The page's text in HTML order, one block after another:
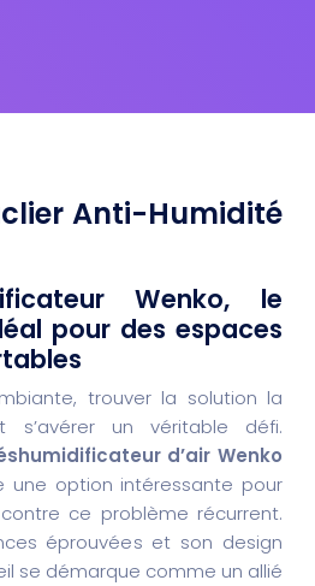
Anti-Humidité
Wenko, le
pour des espaces
trouver la solution la
s’avérer un véritable défi.
d’air Wenko
une option intéressante pour
ce problème récurrent.
éprouvées et son design
se démarque comme un allié